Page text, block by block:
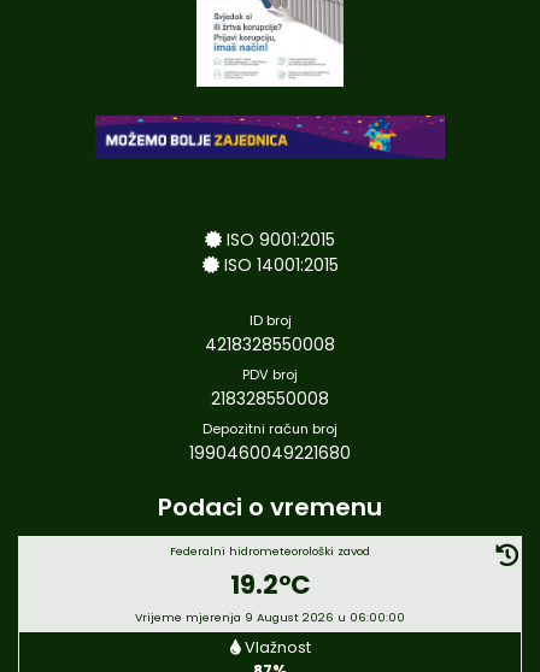
ISO 9001:2015
ISO 14001:2015
ID broj
4218328550008
PDV broj
218328550008
Depozitni račun broj
1990460049221680
Podaci o vremenu
Federalni hidrometeorološki zavod
19.2°C
Vrijeme mjerenja 9 August 2026 u 06:00:00
Vlažnost